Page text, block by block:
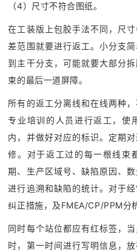
（4）尺寸不符合图纸。
在工装版上包胶手法不同，尺
差范围就要进行返工。小分支
到主干分支，可能就要大部分
束的最后一道屏障。
所有的返工分离线和在线两种
专业培训的人员进行返工，使
内，并做好对应的标识。定期
修。对于返工过的每一根线束
期、生产区域号、缺陷原因、
进行追溯和缺陷的统计。对于
纠正措施，及FMEA/CP/PPM分
同时每个站位都应有红标签，
时，第一时间进行写明信息，